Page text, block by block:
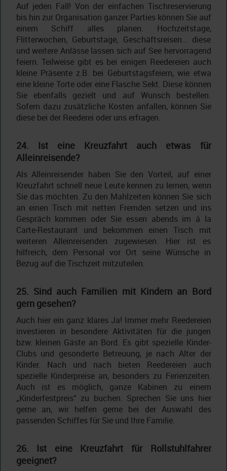
Auf jeden Fall! Von der einfachen Tischreservierung
bis hin zur Organisation ganzer Parties können Sie auf
einem Schiff alles planen. Hochzeitstage,
Flitterwochen, Geburtstage, Geschäftsreisen… diese
und weitere Anlässe lassen sich auf See hervorragend
feiern. Teilweise gibt es bei einigen Reedereien auch
kleine Präsente z.B. bei Geburtstagsfeiern, wie etwa
eine kleine Torte oder eine Flasche Sekt. Diese können
Sie ebenfalls gezielt und auf Wunsch bestellen.
Sofern dazu zusätzliche Kosten anfallen, können Sie
diese bei der Reederei oder uns erfragen.
24. Ist eine Kreuzfahrt auch etwas für
Alleinreisende?
Als Alleinreisender haben Sie den Vorteil, auf einer
Kreuzfahrt schnell neue Leute kennen zu lernen, wenn
Sie das möchten. Zu den Mahlzeiten können Sie sich
an einen Tisch mit netten Fremden setzen und ins
Gespräch kommen oder Sie essen abends im á la
Carte-Restaurant und bekommen einen Tisch mit
weiteren Alleinreisenden zugewiesen. Hier ist es
hilfreich, dem Personal vor Ort seine Wünsche in
Bezug auf die Tischzeit mitzuteilen.
25. Sind auch Familien mit Kindern an Bord
gern gesehen?
Auch hier ein ganz klares Ja! Immer mehr Reedereien
investieren in besondere Aktivitäten für die jungen
bzw. kleinen Gäste an Bord. Es gibt spezielle Kinder-
Clubs und gesonderte Betreuung, je nach Alter der
Kinder. Nach und nach bieten Reedereien auch
spezielle Kinderpreise an, besonders zu Ferienzeiten.
Auch ist es möglich, ganze Kabinen zu einem
„Kinderfestpreis“ zu buchen. Sprechen Sie uns hier
gerne an, wir helfen gerne bei der Auswahl des
passenden Schiffes für Sie und Ihre Familie.
26. Ist eine Kreuzfahrt für Rollstuhlfahrer
geeignet?